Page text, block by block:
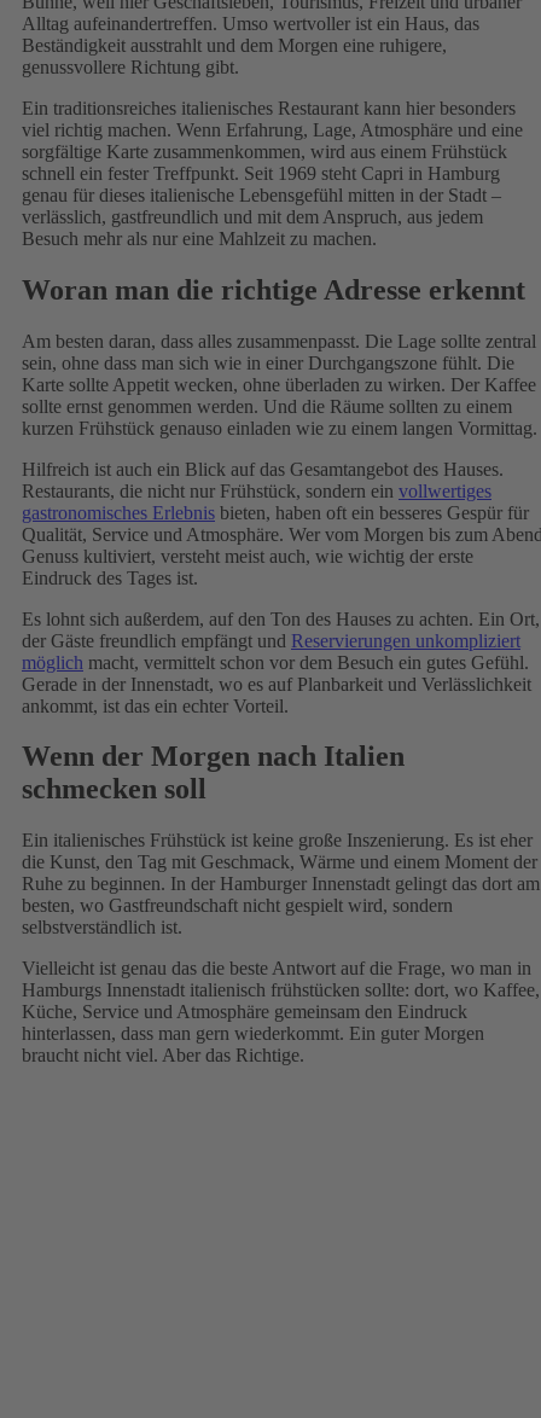
Alltag aufeinandertreffen. Umso wertvoller ist ein Haus, das
Beständigkeit ausstrahlt und dem Morgen eine ruhigere,
genussvollere Richtung gibt.
Ein traditionsreiches italienisches Restaurant kann hier besonders
viel richtig machen. Wenn Erfahrung, Lage, Atmosphäre und eine
sorgfältige Karte zusammenkommen, wird aus einem Frühstück
schnell ein fester Treffpunkt. Seit 1969 steht Capri in Hamburg
genau für dieses italienische Lebensgefühl mitten in der Stadt –
verlässlich, gastfreundlich und mit dem Anspruch, aus jedem
Besuch mehr als nur eine Mahlzeit zu machen.
Woran man die richtige Adresse erkennt
Am besten daran, dass alles zusammenpasst. Die Lage sollte zentral
sein, ohne dass man sich wie in einer Durchgangszone fühlt. Die
Karte sollte Appetit wecken, ohne überladen zu wirken. Der Kaffee
sollte ernst genommen werden. Und die Räume sollten zu einem
kurzen Frühstück genauso einladen wie zu einem langen Vormittag.
Hilfreich ist auch ein Blick auf das Gesamtangebot des Hauses.
Restaurants, die nicht nur Frühstück, sondern ein vollwertiges
gastronomisches Erlebnis bieten, haben oft ein besseres Gespür für
Qualität, Service und Atmosphäre. Wer vom Morgen bis zum
Genuss kultiviert, versteht meist auch, wie wichtig der erste
Eindruck des Tages ist.
Es lohnt sich außerdem, auf den Ton des Hauses zu achten. Ein Ort,
der Gäste freundlich empfängt und Reservierungen unkompliziert
möglich macht, vermittelt schon vor dem Besuch ein gutes Gefühl.
Gerade in der Innenstadt, wo es auf Planbarkeit und Verlässlichkeit
ankommt, ist das ein echter Vorteil.
Wenn der Morgen nach Italien
schmecken soll
Ein italienisches Frühstück ist keine große Inszenierung. Es ist eher
die Kunst, den Tag mit Geschmack, Wärme und einem Moment der
Ruhe zu beginnen. In der Hamburger Innenstadt gelingt das dort am
besten, wo Gastfreundschaft nicht gespielt wird, sondern
selbstverständlich ist.
Vielleicht ist genau das die beste Antwort auf die Frage, wo man in
Hamburgs Innenstadt italienisch frühstücken sollte: dort, wo Kaffee,
Küche, Service und Atmosphäre gemeinsam den Eindruck
hinterlassen, dass man gern wiederkommt. Ein guter Morgen
braucht nicht viel. Aber das Richtige.